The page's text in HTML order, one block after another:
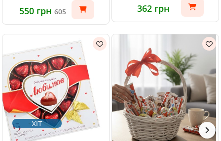
550 грн605 362 грн
ХІТ